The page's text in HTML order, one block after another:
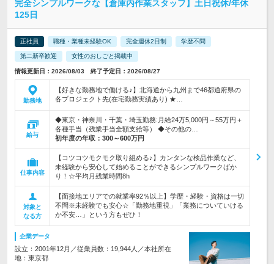
完全シンプルワークな【倉庫内作業スタッフ】土日祝休/年休
125日
正社員 職種・業種未経験OK 完全週休2日制 学歴不問
第二新卒歓迎 女性のおしごと掲載中
情報更新日：2026/08/03 終了予定日：2026/08/27
勤務地
【好きな勤務地で働ける♪】北海道から九州まで46都道府県の
各プロジェクト先(在宅勤務実績あり) ★…
給与
◆東京・神奈川・千葉・埼玉勤務:月給24万5,000円～55万円＋
各種手当（残業手当全額支給等） ◆その他の…
初年度の年収： 300～600万円
仕事内容
【コツコツモクモク取り組める♪】カンタンな検品作業など、
未経験から安心して始めることができるシンプルワークばか
り！☆平均月残業時間8h
対象と
なる方
【面接地エリアでの就業率92％以上】学歴・経験・資格は一切
不問※未経験でも安心☆「勤務地重視」「業務についていける
か不安…」という方もぜひ！
企業データ
設立：2001年12月／従業員数：19,944人／本社所在
地：東京都